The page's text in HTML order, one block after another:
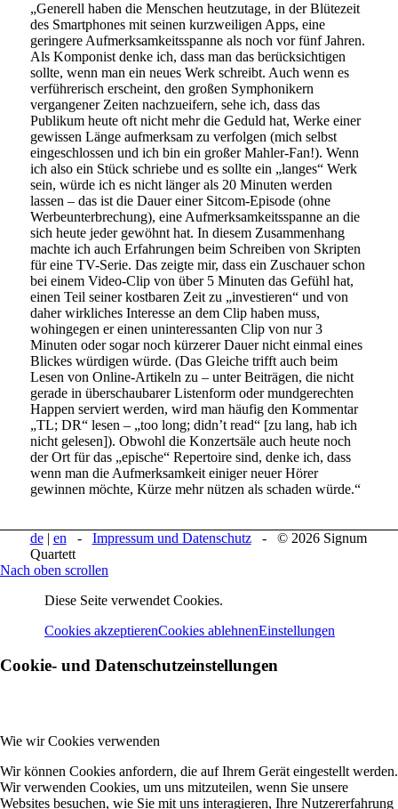
„Generell haben die Menschen heutzutage, in der Blütezeit
des Smartphones mit seinen kurzweiligen Apps, eine
geringere Aufmerksamkeitsspanne als noch vor fünf Jahren.
Als Komponist denke ich, dass man das berücksichtigen
sollte, wenn man ein neues Werk schreibt. Auch wenn es
verführerisch erscheint, den großen Symphonikern
vergangener Zeiten nachzueifern, sehe ich, dass das
Publikum heute oft nicht mehr die Geduld hat, Werke einer
gewissen Länge aufmerksam zu verfolgen (mich selbst
eingeschlossen und ich bin ein großer Mahler-Fan!). Wenn
ich also ein Stück schriebe und es sollte ein „langes“ Werk
sein, würde ich es nicht länger als 20 Minuten werden
lassen – das ist die Dauer einer Sitcom-Episode (ohne
Werbeunterbrechung), eine Aufmerksamkeitsspanne an die
sich heute jeder gewöhnt hat. In diesem Zusammenhang
machte ich auch Erfahrungen beim Schreiben von Skripten
für eine TV-Serie. Das zeigte mir, dass ein Zuschauer schon
bei einem Video-Clip von über 5 Minuten das Gefühl hat,
einen Teil seiner kostbaren Zeit zu „investieren“ und von
daher wirkliches Interesse an dem Clip haben muss,
wohingegen er einen uninteressanten Clip von nur 3
Minuten oder sogar noch kürzerer Dauer nicht einmal eines
Blickes würdigen würde. (Das Gleiche trifft auch beim
Lesen von Online-Artikeln zu – unter Beiträgen, die nicht
gerade in überschaubarer Listenform oder mundgerechten
Happen serviert werden, wird man häufig den Kommentar
„TL; DR“ lesen – „too long; didn’t read“ [zu lang, hab ich
nicht gelesen]). Obwohl die Konzertsäle auch heute noch
der Ort für das „epische“ Repertoire sind, denke ich, dass
wenn man die Aufmerksamkeit einiger neuer Hörer
gewinnen möchte, Kürze mehr nützen als schaden würde.“
de| en - Impressum und Datenschutz- © 2026 Signum
Quartett
Nach oben scrollen
Diese Seite verwendet Cookies.
Cookies akzeptierenCookies ablehnenEinstellungen
Cookie- und Datenschutzeinstellungen
Wie wir Cookies verwenden
Wir können Cookies anfordern, die auf Ihrem Gerät eingestellt werden.
Wir verwenden Cookies, um uns mitzuteilen, wenn Sie unsere
Websites besuchen, wie Sie mit uns interagieren, Ihre Nutzererfahrung